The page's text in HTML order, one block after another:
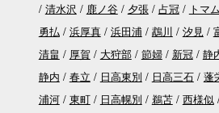
清水沢
鹿ノ谷 夕張 占冠
トマム
勇払
浜厚真 浜田浦 鵡川 汐見
清畠
厚賀 大狩部 節婦 新冠 静
静内
春立 日高東別 日高三石 蓬
浦河
東町 日高幌別 鵜苫 西様似